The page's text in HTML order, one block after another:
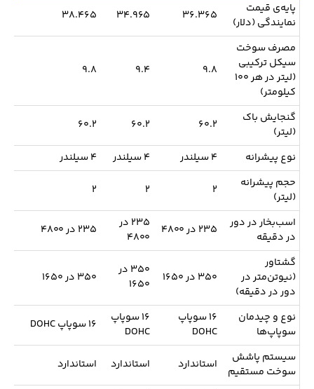
پایه‌ی قیمت
نمایندگی (دلار)
۳۶.۳۶۵ ۳۴.۹۶۵ ۳۸.۴۶۵
مصرف سوخت
سیکل ترکیبی
(لیتر در هر ۱۰۰
کیلومتر)
۹.۸ ۹.۴ ۹.۸
گنجایش باک
(لیتر)
۶۰.۲ ۶۰.۲ ۶۰.۲
نوع پیشرانه ۴ سیلندر ۴ سیلندر
۴ سیلندر
حجم پیشرانه
(لیتر)
۲ ۲ ۲
اسب‌بخار در دور
در دقیقه
۲۳۵ در ۴۸۰۰
۲۳۵ در
۴۸۰۰
۲۳۵ در ۴۸۰۰
گشتاور
(نیوتن‌متر در
دور در دقیقه)
۳۵۰ در ۱۶۵۰
۳۵۰ در
۱۶۵۰
۳۵۰ در ۱۶۵۰
نوع و چیدمان
سوپاپ‌ها
۱۶ سوپاپ
DOHC
۱۶ سوپاپ
DOHC
۱۶ سوپاپ DOHC
سیستم پاشش
سوخت مستقیم
استاندارد استاندارد استاندارد